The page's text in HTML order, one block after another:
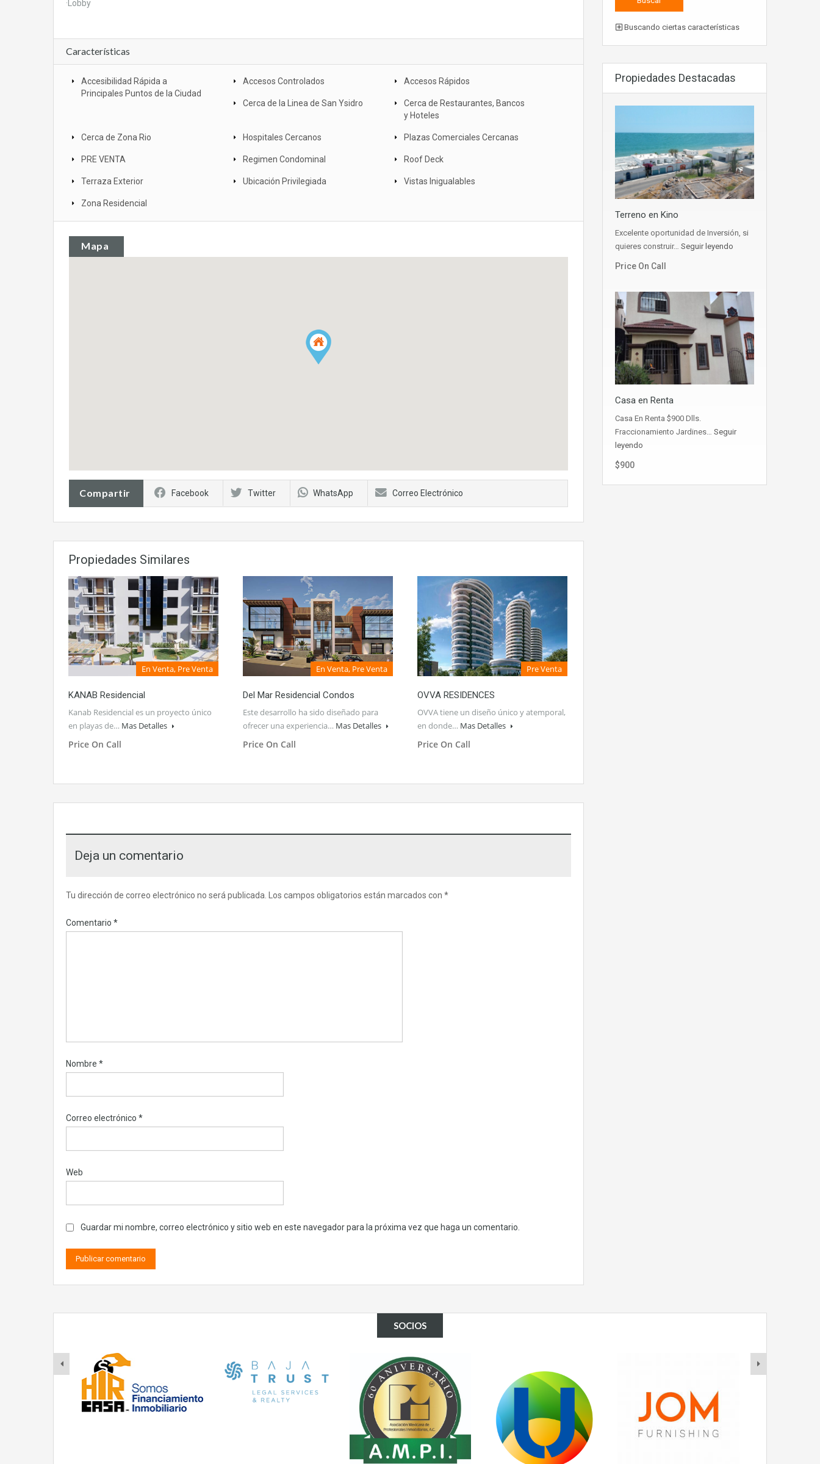
·Lobby
Características
Accesibilidad Rápida a
Principales Puntos de la Ciudad
Accesos Controlados Accesos Rápidos
Cerca de la Linea de San Ysidro
Cerca de Restaurantes, Bancos
y Hoteles
Cerca de Zona Rio Hospitales Cercanos Plazas Comerciales Cercanas
PRE VENTA Regimen Condominal Roof Deck
Terraza Exterior Ubicación Privilegiada Vistas Inigualables
Zona Residencial
Mapa
Compartir Facebook Twitter WhatsApp Correo Electrónico
Propiedades Similares
En Venta, Pre Venta
KANAB Residencial
Kanab Residencial es un proyecto único
en playas de… Mas Detalles
Price On Call
En Venta, Pre Venta
Del Mar Residencial Condos
Este desarrollo ha sido diseñado para
ofrecer una experiencia… Mas Detalles
Price On Call
Pre Venta
OVVA RESIDENCES
OVVA tiene un diseño único y atemporal,
en donde… Mas Detalles
Price On Call
Deja un comentario
Tu dirección de correo electrónico no será publicada. Los campos obligatorios están marcados con *
Comentario *
Nombre *
Correo electrónico *
Web
Guardar mi nombre, correo electrónico y sitio web en este navegador para la próxima vez que haga un comentario.
Buscando ciertas características
Propiedades Destacadas
Terreno en Kino
Excelente oportunidad de Inversión, si
quieres construir… Seguir leyendo
Price On Call
Casa en Renta
Casa En Renta $900 Dlls.
Fraccionamiento Jardines… Seguir
leyendo
$900
SOCIOS